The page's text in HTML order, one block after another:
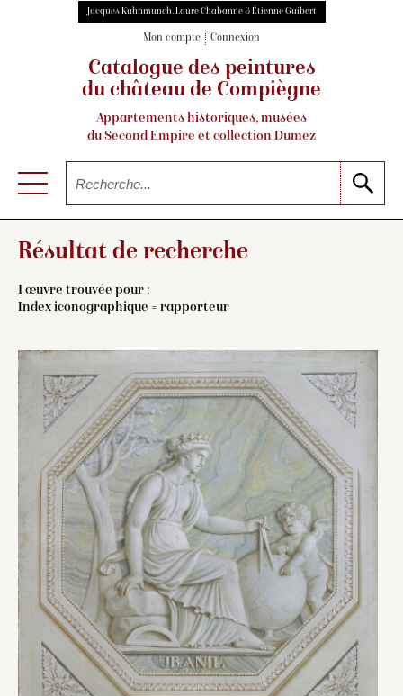
Jacques Kuhnmunch, Laure Chabanne & Étienne Guibert
Mon compte Connexion
Catalogue des peintures
du château de Compiègne
Appartements historiques, musées
du Second Empire et collection Dumez
Résultat de recherche
1 œuvre trouvée pour :
Index iconographique = rapporteur